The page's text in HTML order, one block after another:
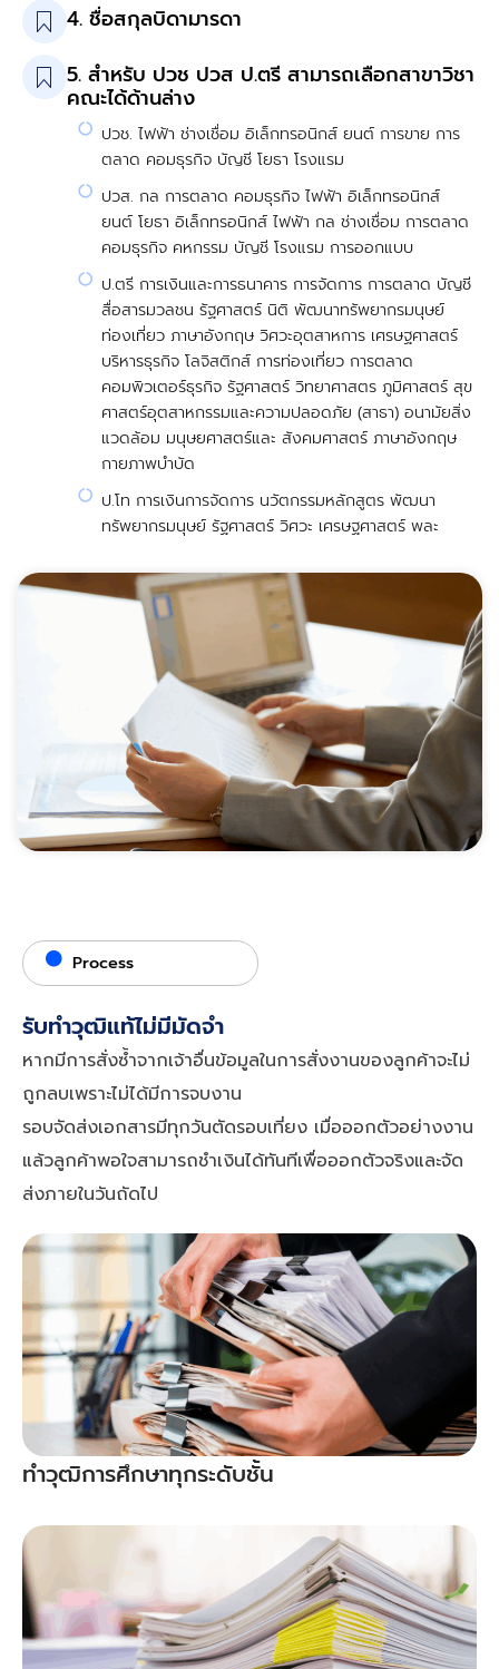
4. ชื่อสกุลบิดามารดา
5. สำหรับ ปวช ปวส ป.ตรี สามารถเลือกสาขาวิชา
คณะได้ด้านล่าง
ปวช. ไฟฟ้า ช่างเชื่อม อิเล็กทรอนิกส์ ยนต์ การขาย การ
ตลาด คอมธุรกิจ บัญชี โยธา โรงแรม
ปวส. กล การตลาด คอมธุรกิจ ไฟฟ้า อิเล็กทรอนิกส์
ยนต์ โยธา อิเล็กทรอนิกส์ ไฟฟ้า กล ช่างเชื่อม การตลาด
คอมธุรกิจ คหกรรม บัญชี โรงแรม การออกแบบ
ป.ตรี การเงินและการธนาคาร การจัดการ การตลาด บัญชี
สื่อสารมวลชน รัฐศาสตร์ นิติ พัฒนาทรัพยากรมนุษย์
ท่องเที่ยว ภาษาอังกฤษ วิศวะอุตสาหการ เศรษฐศาสตร์
บริหารธุรกิจ โลจิสติกส์ การท่องเที่ยว การตลาด
คอมพิวเตอร์ธุรกิจ รัฐศาสตร์ วิทยาศาสตร ภูมิศาสตร์ สุข
ศาสตร์อุตสาหกรรมและความปลอดภัย (สาธา) อนามัยสิ่ง
แวดล้อม มนุษยศาสตร์และ สังคมศาสตร์ ภาษาอังกฤษ
กายภาพบำบัด
ป.โท การเงินการจัดการ นวัตกรรมหลักสูตร พัฒนา
ทรัพยากรมนุษย์ รัฐศาสตร์ วิศวะ เศรษฐศาสตร์ พละ
Process
รับทำวุฒิแท้ไม่มีมัดจํา
หากมีการสั่งซ้ำจากเจ้าอื่นข้อมูลในการสั่งงานของลูกค้าจะไม่
ถูกลบเพราะไม่ได้มีการจบงาน
รอบจัดส่งเอกสารมีทุกวันตัดรอบเที่ยง เมื่อออกตัวอย่างงาน
แล้วลูกค้าพอใจสามารถชำเงินได้ทันทีเพื่อออกตัวจริงและจัด
ส่งภายในวันถัดไป
ทำวุฒิการศึกษาทุกระดับชั้น